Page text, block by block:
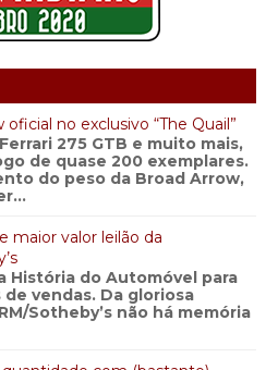
oficial no exclusivo “The Quail”
275 GTB e muito mais,
de quase 200 exemplares.
do peso da Broad Arrow,
maior valor leilão da
História do Automóvel para
vendas. Da gloriosa
Sotheby’s não há memória